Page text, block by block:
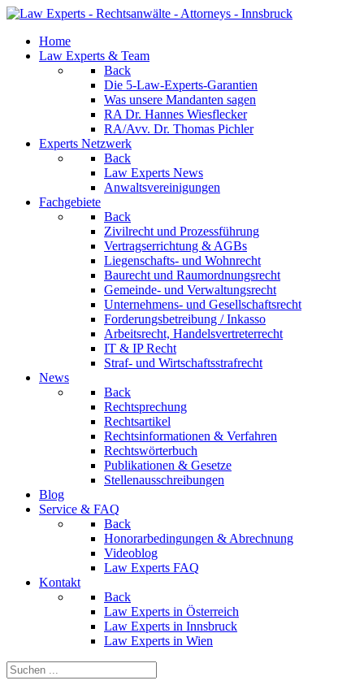
Home
Law Experts & Team
Back
Die 5-Law-Experts-Garantien
Was unsere Mandanten sagen
RA Dr. Hannes Wiesflecker
RA/Avv. Dr. Thomas Pichler
Experts Netzwerk
Back
Law Experts News
Anwaltsvereinigungen
Fachgebiete
Back
Zivilrecht und Prozessführung
Vertragserrichtung & AGBs
Liegenschafts- und Wohnrecht
Baurecht und Raumordnungsrecht
Gemeinde- und Verwaltungsrecht
Unternehmens- und Gesellschaftsrecht
Forderungsbetreibung / Inkasso
Arbeitsrecht, Handelsvertreterrecht
IT & IP Recht
Straf- und Wirtschaftsstrafrecht
News
Back
Rechtsprechung
Rechtsartikel
Rechtsinformationen & Verfahren
Rechtswörterbuch
Publikationen & Gesetze
Stellenausschreibungen
Blog
Service & FAQ
Back
Honorarbedingungen & Abrechnung
Videoblog
Law Experts FAQ
Kontakt
Back
Law Experts in Österreich
Law Experts in Innsbruck
Law Experts in Wien